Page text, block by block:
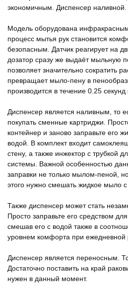
экономичным. Диспенсер наливной.
Модель оборудована
процесс мытья рук становится
безопасным. Датчик реагирует на
дозатор сразу же выдаёт мыльную
позволяет значительно сократить
превращает мыло-пену в
производится в течение 0.25
Диспенсер является наливным, то
покупать сменные картриджи.
контейнер и заново заправьте его
водой. В комплект входит
стену, а также инжектор с трубкой
системы. Важной особенностью
заправки не только мылом-пеной,
этого нужно смешать жидкое мыло
Также диспенсер может стать
Просто заправьте его средством
смешав его с водой также в
уровнем комфорта при ежедневной
Диспенсер является переносным.
Достаточно поставить на край
нужен в данный момент.